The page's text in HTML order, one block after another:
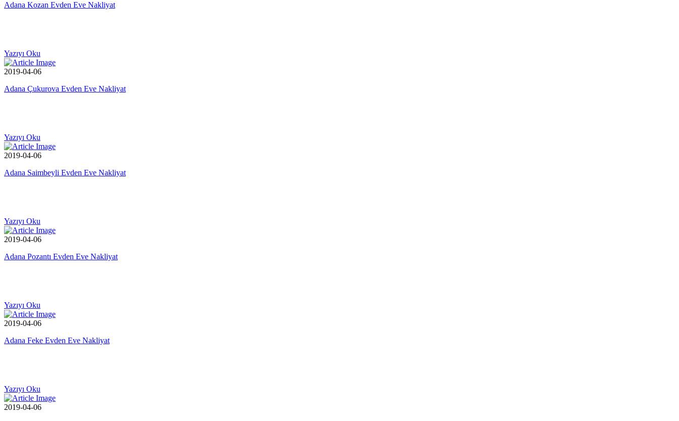
Adana Kozan Evden Eve Nakliyat
Yazıyı Oku
2019-04-06
Adana Çukurova Evden Eve Nakliyat
Yazıyı Oku
2019-04-06
Adana Saimbeyli Evden Eve Nakliyat
Yazıyı Oku
2019-04-06
Adana Pozantı Evden Eve Nakliyat
Yazıyı Oku
2019-04-06
Adana Feke Evden Eve Nakliyat
Yazıyı Oku
2019-04-06